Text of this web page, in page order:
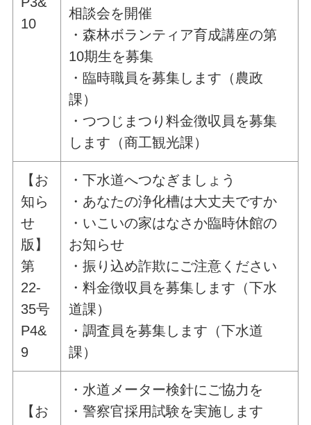
10
相談会を開催
・森林ボランティア育成講座の第
10期生を募集
・臨時職員を募集します（農政
課）
・つつじまつり料金徴収員を募集
します（商工観光課）
【お
知ら
せ
版】
第
22-
35号
P4&
9
・下水道へつなぎましょう
・あなたの浄化槽は大丈夫ですか
・いこいの家はなさか臨時休館の
お知らせ
・振り込め詐欺にご注意ください
・料金徴収員を募集します（下水
道課）
・調査員を募集します（下水道
課）
【お
・水道メーター検針にご協力を
・警察官採用試験を実施します